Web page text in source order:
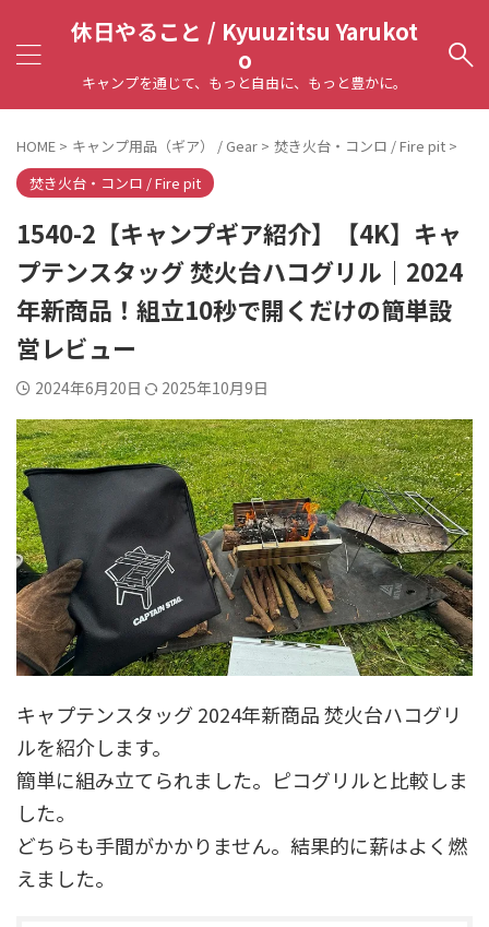
休日やること / Kyuuzitsu Yarukot
o
キャンプを通じて、もっと自由に、もっと豊かに。
HOME > キャンプ用品（ギア） / Gear > 焚き火台・コンロ / Fire pit >
焚き火台・コンロ / Fire pit
1540-2【キャンプギア紹介】【4K】キャ
プテンスタッグ 焚火台ハコグリル｜2024
年新商品！組立10秒で開くだけの簡単設
営レビュー
2024年6月20日 2025年10月9日
キャプテンスタッグ 2024年新商品 焚火台ハコグリ
ルを紹介します。
簡単に組み立てられました。ピコグリルと比較しま
した。
どちらも手間がかかりません。結果的に薪はよく燃
えました。